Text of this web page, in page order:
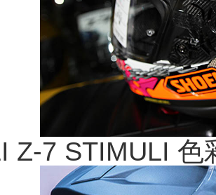
Z-7 STIMULI